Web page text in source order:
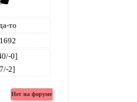
то
1692
0]
2]